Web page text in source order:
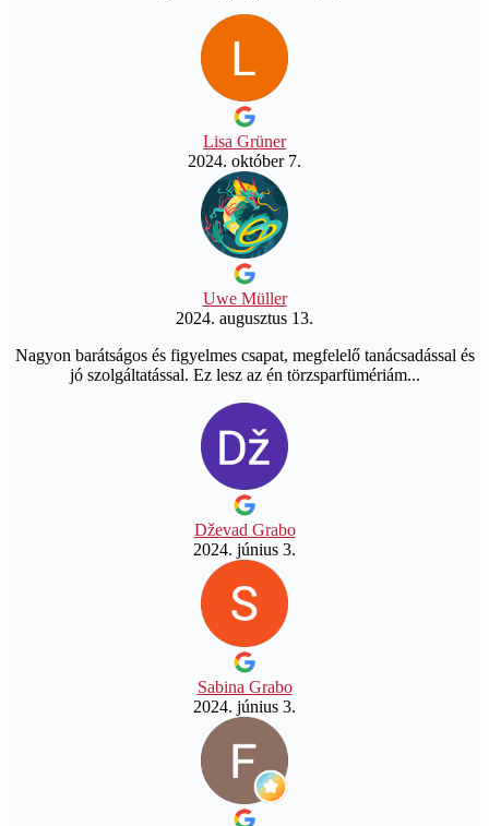
Lisa Grüner
2024. október 7.
Uwe Müller
2024. augusztus 13.
Nagyon barátságos és figyelmes csapat, megfelelő tanácsadással és
jó szolgáltatással. Ez lesz az én törzsparfümériám...
Dževad Grabo
2024. június 3.
Sabina Grabo
2024. június 3.